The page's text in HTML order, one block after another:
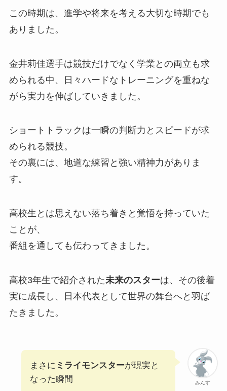
この時期は、進学や将来を考える大切な時期でも
ありました。
金井莉佳選手は競技だけでなく学業との両立も求
められる中、日々ハードなトレーニングを重ねな
がら実力を伸ばしていきました。
ショートトラックは一瞬の判断力とスピードが求
められる競技。
その裏には、地道な練習と強い精神力がありま
す。
高校生とは思えない落ち着きと覚悟を持っていた
ことが、
番組を通しても伝わってきました。
高校3年生で紹介された未来のスターは、その後着
実に成長し、日本代表として世界の舞台へと羽ば
たきました。
みんす
まさに ミライモンスターが現実と
なった瞬間